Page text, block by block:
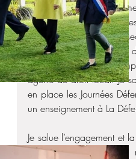
Noire. Échange avec
avons évoqué les
Dans l’hypothèse où la
faire sans la conservation
Le regroupement des
agents de droit local. Je
en place les Journées
un enseignement à La
Je salue l’engagement et
même eu le plaisir de